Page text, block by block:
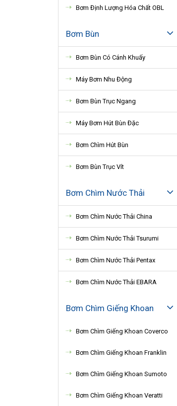
Bơm Định Lượng Hóa Chất OBL
Bơm Bùn
Bơm Bùn Có Cánh Khuấy
Máy Bơm Nhu Động
Bơm Bùn Trục Ngang
Máy Bơm Hút Bùn Đặc
Bơm Chìm Hút Bùn
Bơm Bùn Trục Vít
Bơm Chìm Nước Thải
Bơm Chìm Nước Thải China
Bơm Chìm Nước Thải Tsurumi
Bơm Chìm Nước Thải Pentax
Bơm Chìm Nước Thải EBARA
Bơm Chìm Giếng Khoan
Bơm Chìm Giếng Khoan Coverco
Bơm Chìm Giếng Khoan Franklin
Bơm Chìm Giếng Khoan Sumoto
Bơm Chìm Giếng Khoan Veratti